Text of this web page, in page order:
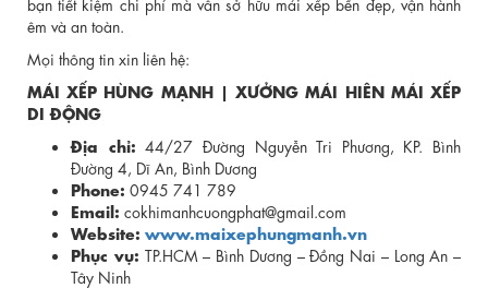
êm và an toàn.
Mọi thông tin xin liên hệ:
MÁI XẾP HÙNG MẠNH | XƯỞNG MÁI HIÊN MÁI XẾP
DI ĐỘNG
Địa chỉ: 44/27 Đường Nguyễn Tri Phương, KP. Bình
Đường 4, Dĩ An, Bình Dương
Phone: 0945 741 789
Email: cokhimanhcuongphat@gmail.com
Website: www.maixephungmanh.vn
Phục vụ: TP.HCM – Bình Dương – Đồng Nai – Long An –
Tây Ninh